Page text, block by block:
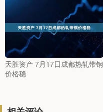
天胜资产 7月17日成都热轧带钢
价格稳